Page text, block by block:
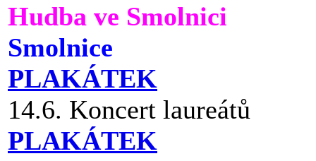
Hudba ve Smolnici
Smolnice
PLAKÁTEK
14.6. Koncert laureátů
PLAKÁTEK